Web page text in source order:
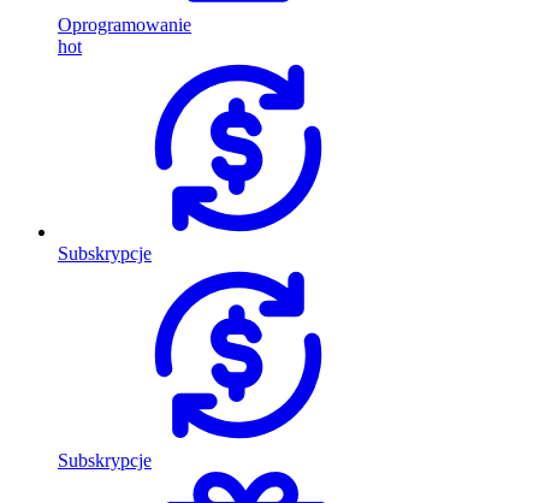
Oprogramowanie
hot
Subskrypcje
Subskrypcje